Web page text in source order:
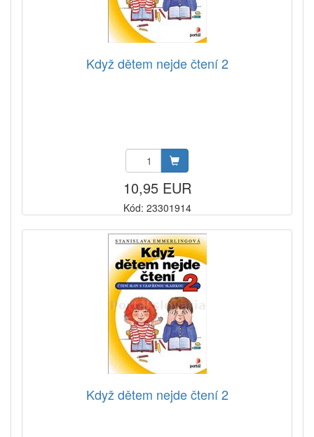
Když dětem nejde čtení 2
10,95 EUR
Kód: 23301914
Když dětem nejde čtení 2